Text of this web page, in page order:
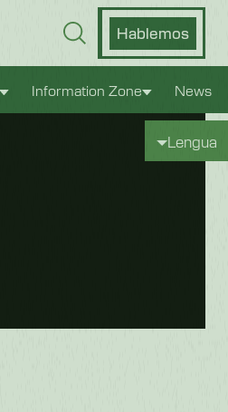
Hablemos
Information Zone News
Lengua